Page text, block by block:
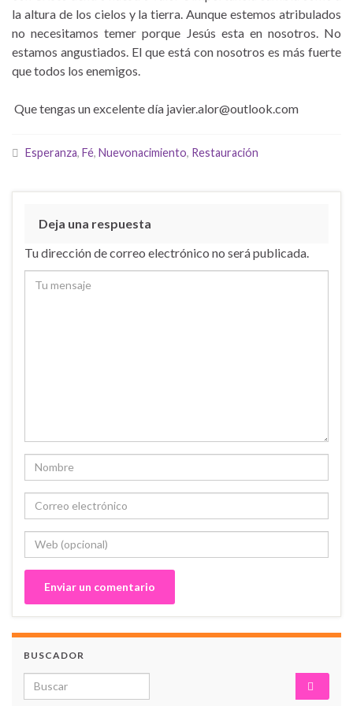
la altura de los cielos y la tierra. Aunque estemos atribulados
no necesitamos temer porque Jesús esta en nosotros. No
estamos angustiados. El que está con nosotros es más fuerte
que todos los enemigos.
Que tengas un excelente día javier.alor@outlook.com
Esperanza, Fé, Nuevonacimiento, Restauración
Deja una respuesta
Tu dirección de correo electrónico no será publicada.
BUSCADOR
Search for: